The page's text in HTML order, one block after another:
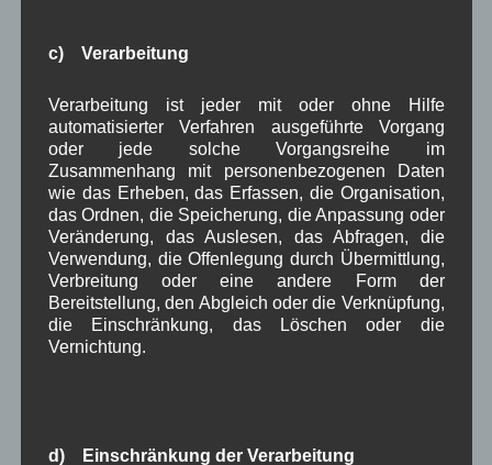
Dezember 2022(7)
Oktober 2022(8)
September 2022(2)
August 2022(6)
Juli 2022(5)
Juni 2022(4)
Mai 2022(5)
April 2022(8)
März 2022(6)
Februar 2022(4)
Januar 2022(3)
Dezember 2021(7)
November 2021(9)
Juli 2021(10)
c) Verarbeitung
Verarbeitung ist jeder mit oder ohne Hilfe
automatisierter Verfahren ausgeführte Vorgang
oder jede solche Vorgangsreihe im
Zusammenhang mit personenbezogenen Daten
wie das Erheben, das Erfassen, die Organisation,
das Ordnen, die Speicherung, die Anpassung oder
Veränderung, das Auslesen, das Abfragen, die
Verwendung, die Offenlegung durch Übermittlung,
Verbreitung oder eine andere Form der
Bereitstellung, den Abgleich oder die Verknüpfung,
die Einschränkung, das Löschen oder die
Vernichtung.
d) Einschränkung der Verarbeitung